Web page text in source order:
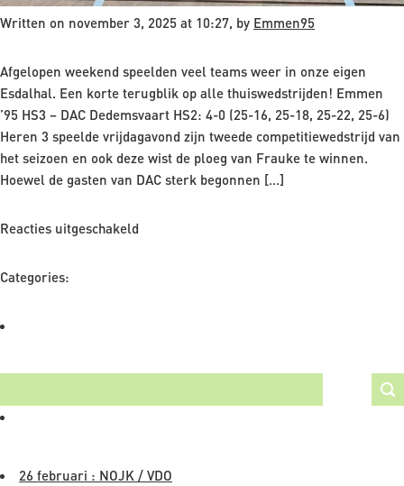
Written on november 3, 2025 at 10:27, by Emmen95
Afgelopen weekend speelden veel teams weer in onze eigen
Esdalhal. Een korte terugblik op alle thuiswedstrijden! Emmen
’95 HS3 – DAC Dedemsvaart HS2: 4-0 (25-16, 25-18, 25-22, 25-6)
Heren 3 speelde vrijdagavond zijn tweede competitiewedstrijd van
het seizoen en ook deze wist de ploeg van Frauke te winnen.
Hoewel de gasten van DAC sterk begonnen […]
Reacties uitgeschakeld
oktober
Categories:
26 februari : NOJK / VDO